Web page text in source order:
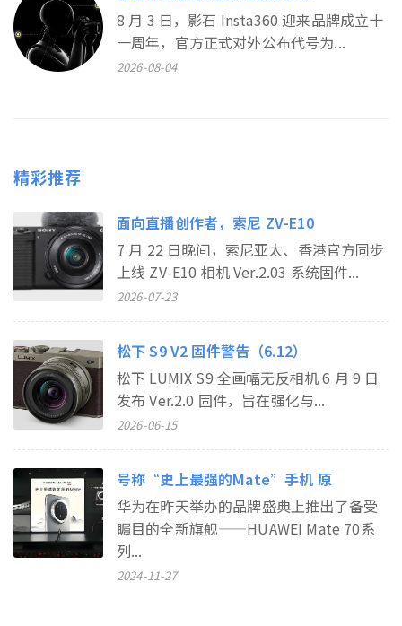
8 月 3 日，影石 Insta360 迎来品牌成立十
一周年，官方正式对外公布代号为...
2026-08-04
精彩推荐
面向直播创作者，索尼 ZV-E10
7 月 22 日晚间，索尼亚太、香港官方同步
上线 ZV-E10 相机 Ver.2.03 系统固件...
2026-07-23
松下 S9 V2 固件警告（6.12）
松下 LUMIX S9 全画幅无反相机 6 月 9 日
发布 Ver.2.0 固件，旨在强化与...
2026-06-15
号称“史上最强的Mate”手机 原
华为在昨天举办的品牌盛典上推出了备受
瞩目的全新旗舰——HUAWEI Mate 70系
列...
2024-11-27